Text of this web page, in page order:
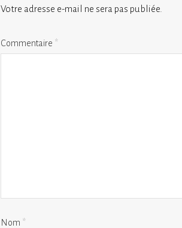
Votre adresse e-mail ne sera pas publiée.
Commentaire *
Nom *